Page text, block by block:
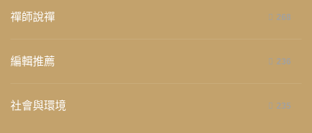
禪師說禪 268
編輯推薦 236
社會與環境 235